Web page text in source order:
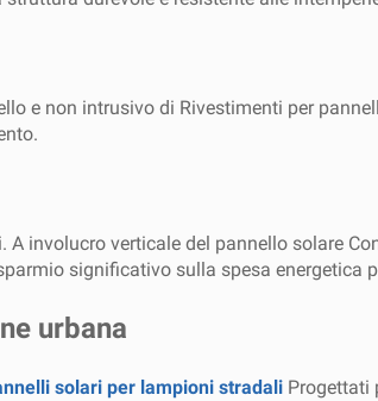
e non intrusivo di Rivestimenti per
involucro verticale del pannello solare
significativo sulla spesa energetica
urbana
solari per lampioni stradali Progettati